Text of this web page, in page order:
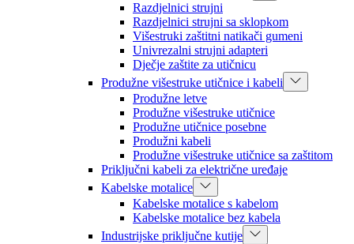
Razdjelnici strujni
Razdjelnici strujni sa sklopkom
Višestruki zaštitni natikači gumeni
Univrezalni strujni adapteri
Dječje zaštite za utičnicu
Produžne višestruke utičnice i kabeli
Produžne letve
Produžne višestruke utičnice
Produžne utičnice posebne
Produžni kabeli
Produžne višestruke utičnice sa zaštitom
Priključni kabeli za električne uređaje
Kabelske motalice
Kabelske motalice s kabelom
Kabelske motalice bez kabela
Industrijske priključne kutije